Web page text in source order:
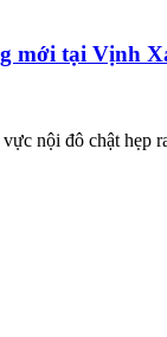
mới tại Vịnh
nội đô chật hẹp